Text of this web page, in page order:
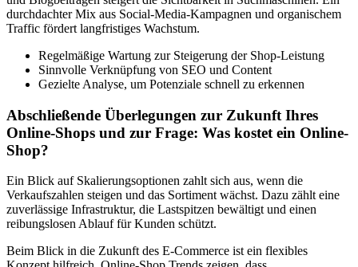
durchdachter Mix aus Social-Media-Kampagnen und organischem
Traffic fördert langfristiges Wachstum.
Regelmäßige Wartung zur Steigerung der Shop-Leistung
Sinnvolle Verknüpfung von SEO und Content
Gezielte Analyse, um Potenziale schnell zu erkennen
Abschließende Überlegungen zur Zukunft Ihres
Online-Shops und zur Frage: Was kostet ein Online-
Shop?
Ein Blick auf Skalierungsoptionen zahlt sich aus, wenn die
Verkaufszahlen steigen und das Sortiment wächst. Dazu zählt eine
zuverlässige Infrastruktur, die Lastspitzen bewältigt und einen
reibungslosen Ablauf für Kunden schützt.
Beim Blick in die Zukunft des E-Commerce ist ein flexibles